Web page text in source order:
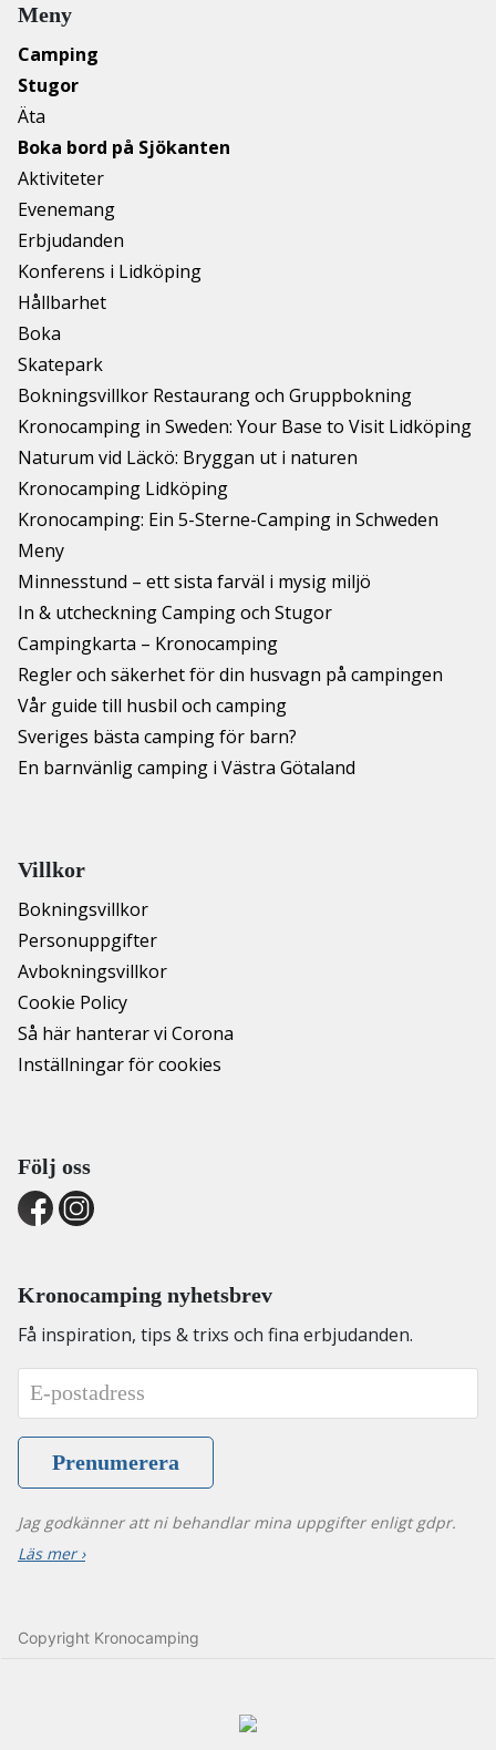
Meny
Camping
Stugor
Äta
Boka bord på Sjökanten
Aktiviteter
Evenemang
Erbjudanden
Konferens i Lidköping
Hållbarhet
Boka
Skatepark
Bokningsvillkor Restaurang och Gruppbokning
Kronocamping in Sweden: Your Base to Visit Lidköping
Naturum vid Läckö: Bryggan ut i naturen
Kronocamping Lidköping
Kronocamping: Ein 5-Sterne-Camping in Schweden
Meny
Minnesstund – ett sista farväl i mysig miljö
In & utcheckning Camping och Stugor
Campingkarta – Kronocamping
Regler och säkerhet för din husvagn på campingen
Vår guide till husbil och camping
Sveriges bästa camping för barn?
En barnvänlig camping i Västra Götaland
Villkor
Bokningsvillkor
Personuppgifter
Avbokningsvillkor
Cookie Policy
Så här hanterar vi Corona
Inställningar för cookies
Följ oss
Kronocamping nyhetsbrev
Få inspiration, tips & trixs och fina erbjudanden.
Jag godkänner att ni behandlar mina uppgifter enligt gdpr.
Läs mer ›
Copyright Kronocamping